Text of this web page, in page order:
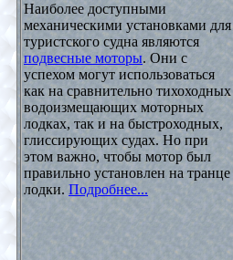
Наиболее доступными
механическими установками для
туристского судна являются
подвесные моторы. Они с
успехом могут использоваться
как на сравнительно тихоходных
водоизмещающих моторных
лодках, так и на быстроходных,
глиссирующих судах. Но при
этом важно, чтобы мотор был
правильно установлен на транце
лодки. Подробнее...